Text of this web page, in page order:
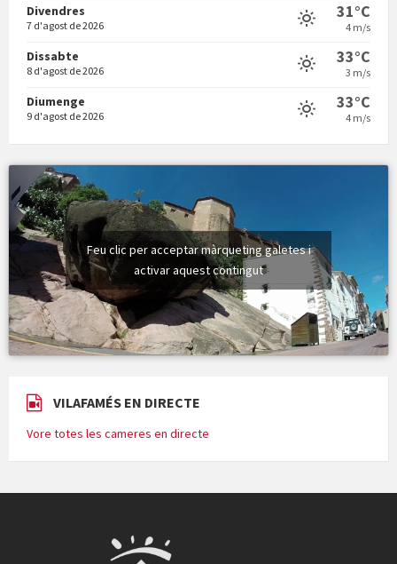
Vermuts a la Font. Hit parit
Divendres
7 d'agost de 2026
31°C
4 m/s
Dissabte
8 d'agost de 2026
33°C
3 m/s
Diumenge
9 d'agost de 2026
33°C
4 m/s
Feu clic per acceptar màrqueting galetes i
activar aquest contingut
VILAFAMÉS EN DIRECTE
Vore totes les cameres en directe